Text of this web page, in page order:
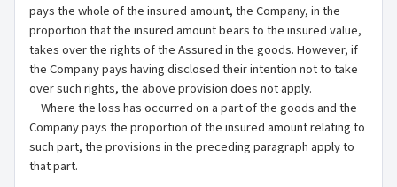
pays the whole of the insured amount, the Company, in the
proportion that the insured amount bears to the insured value,
takes over the rights of the Assured in the goods. However, if
the Company pays having disclosed their intention not to take
over such rights, the above provision does not apply.
Where the loss has occurred on a part of the goods and the
Company pays the proportion of the insured amount relating to
such part, the provisions in the preceding paragraph apply to
that part.